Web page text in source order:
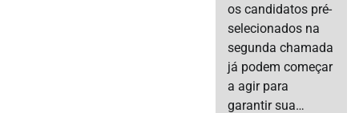
os candidatos pré-
selecionados na
segunda chamada
já podem começar
a agir para
garantir sua…